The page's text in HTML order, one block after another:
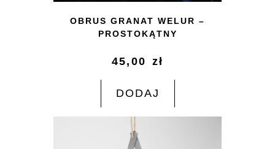
OBRUS GRANAT WELUR –
PROSTOKĄTNY
45,00 zł
DODAJ